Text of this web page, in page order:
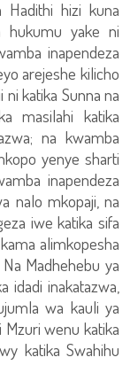
Hadithi hizi kuna
hukumu yake ni
inapendeza
arejeshe kilicho
katika Sunna na
masilahi katika
na kwamba
yenye sharti
inapendeza
nalo mkopaji, na
iwe katika sifa
alimkopesha
Madhehebu ya
idadi inakatazwa,
wa kauli ya
Mzuri wenu katika
katika Swahihu